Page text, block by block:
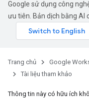
Google sử dụng công
ưu tiên. Bản dịch bằng AI
Trang chủ Google
Tài liệu tham khảo
Thông tin này có hữu ích